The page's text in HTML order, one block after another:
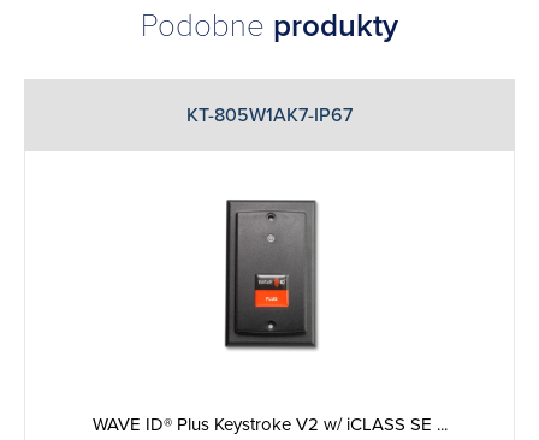
Podobne produkty
KT-805W1AK7-IP67
WAVE ID® Plus Keystroke V2 w/ iCLASS SE ...